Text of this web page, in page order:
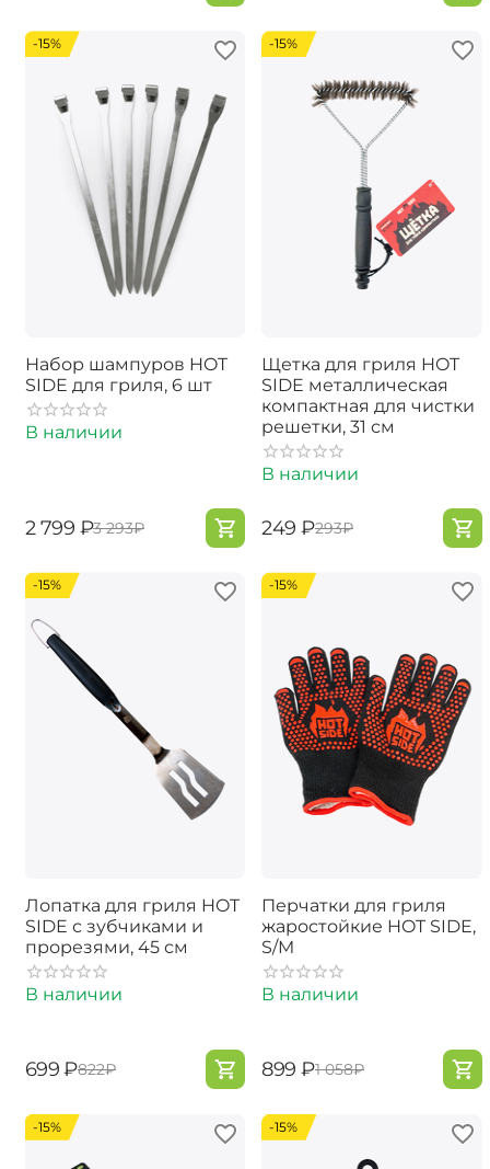
-15%
Набор шампуров HOT
SIDE для гриля, 6 шт
В наличии
‍2 799‍ ₽‍3 293‍₽
-15%
Щетка для гриля HOT
SIDE металлическая
компактная для чистки
решетки, 31 см
В наличии
‍249‍ ₽‍293‍₽
-15%
Лопатка для гриля HOT
SIDE с зубчиками и
прорезями, 45 см
В наличии
‍699‍ ₽‍822‍₽
-15%
Перчатки для гриля
жаростойкие HOT SIDE,
S/M
В наличии
‍899‍ ₽‍1 058‍₽
-15% -15%